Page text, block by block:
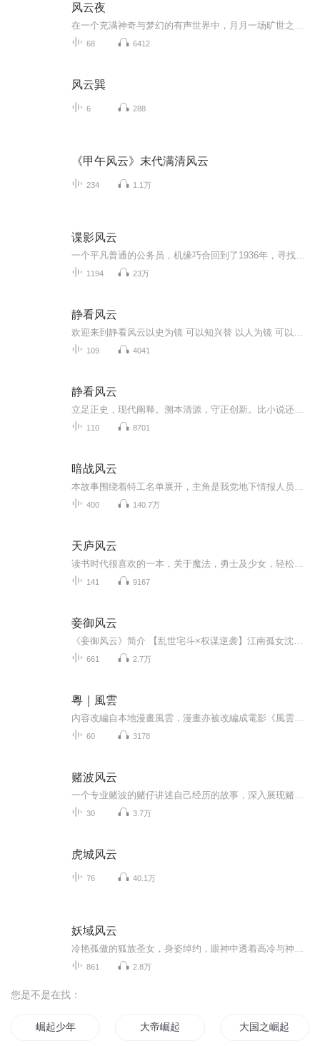
风云夜
68 6412
风云巽
6 288
《甲午风云》末代满清风云
234 1.1万
谍影风云
1194 23万
静看风云
109 4041
静看风云
110 8701
暗战风云
400 140.7万
天庐风云
141 9167
妾御风云
661 2.7万
粵｜風雲
60 3178
赌波风云
30 3.7万
虎城风云
76 40.1万
妖域风云
861 2.8万
您是不是在找：
崛起少年 大帝崛起 大国之崛起